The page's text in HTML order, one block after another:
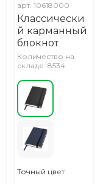
арт.10618000
Классически
й карманный
блокнот
Количество на
складе: 8534
Точный цвет